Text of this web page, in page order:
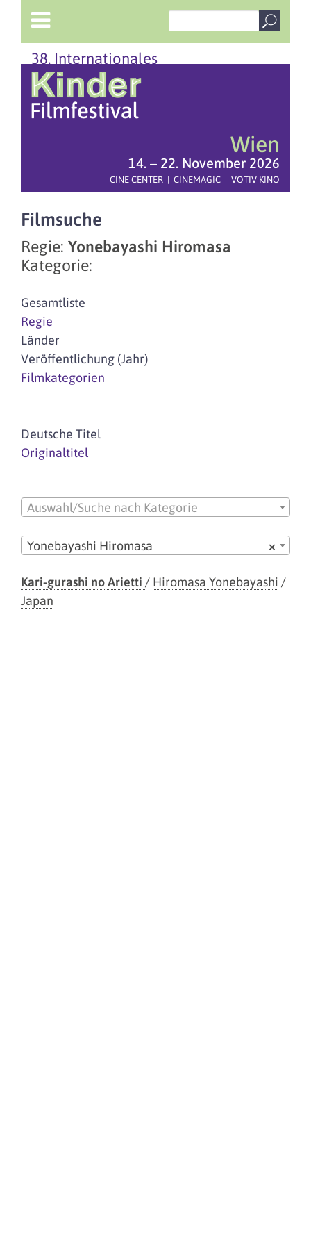
38. Internationales
Wien
14. – 22. November 2026
CINE CENTER | CINEMAGIC | VOTIV KINO
Filmsuche
Regie: Yonebayashi Hiromasa
Kategorie:
Gesamtliste
Regie
Länder
Veröffentlichung (Jahr)
Filmkategorien
Deutsche Titel
Originaltitel
Auswahl/Suche nach Kategorie
×
Yonebayashi Hiromasa
Kari-gurashi no Arietti / Hiromasa Yonebayashi /
Japan